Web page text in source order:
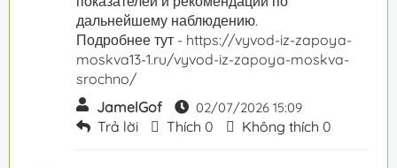
дальнейшему наблюдению.
Подробнее тут - https://vyvod-iz-zapoya-
moskva13-1.ru/vyvod-iz-zapoya-moskva-
srochno/
JamelGof
02/07/2026 15:09
Trả lời Thích 0 Không thích 0